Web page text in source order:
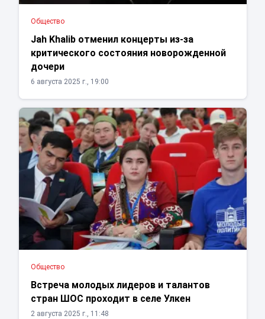
Общество
Jah Khalib отменил концерты из-за
критического состояния новорожденной
дочери
6 августа 2025 г., 19:00
Общество
Встреча молодых лидеров и талантов
стран ШОС проходит в селе Улкен
2 августа 2025 г., 11:48